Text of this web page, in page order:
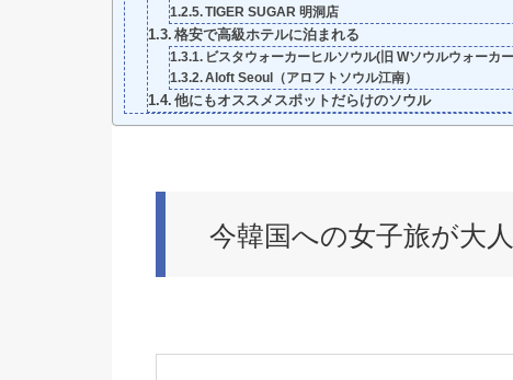
TIGER SUGAR 明洞店
格安で高級ホテルに泊まれる
ビスタウォーカーヒルソウル(旧 Wソウルウォーカ
Aloft Seoul（アロフトソウル江南）
他にもオススメスポットだらけのソウル
今韓国への女子旅が大